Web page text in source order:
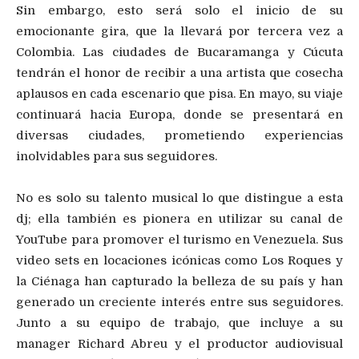
Sin embargo, esto será solo el inicio de su
emocionante gira, que la llevará por tercera vez a
Colombia. Las ciudades de Bucaramanga y Cúcuta
tendrán el honor de recibir a una artista que cosecha
aplausos en cada escenario que pisa. En mayo, su viaje
continuará hacia Europa, donde se presentará en
diversas ciudades, prometiendo experiencias
inolvidables para sus seguidores.
No es solo su talento musical lo que distingue a esta
dj; ella también es pionera en utilizar su canal de
YouTube para promover el turismo en Venezuela. Sus
video sets en locaciones icónicas como Los Roques y
la Ciénaga han capturado la belleza de su país y han
generado un creciente interés entre sus seguidores.
Junto a su equipo de trabajo, que incluye a su
manager Richard Abreu y el productor audiovisual